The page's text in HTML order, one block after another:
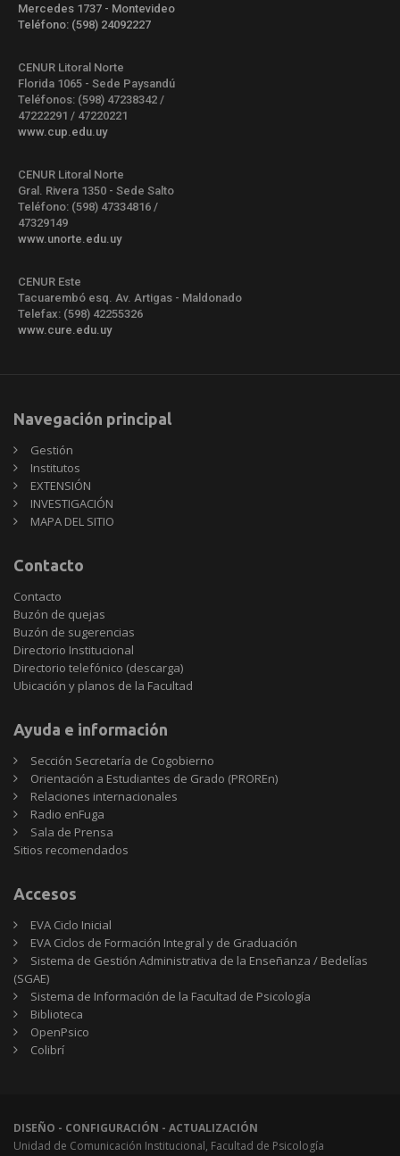
Mercedes 1737 - Montevideo
Teléfono: (598) 24092227
CENUR Litoral Norte
Florida 1065 - Sede Paysandú
Teléfonos: (598) 47238342 /
47222291 / 47220221
www.cup.edu.uy
CENUR Litoral Norte
Gral. Rivera 1350 - Sede Salto
Teléfono: (598) 47334816 /
47329149
www.unorte.edu.uy
CENUR Este
Tacuarembó esq. Av. Artigas - Maldonado
Telefax: (598) 42255326
www.cure.edu.uy
Navegación principal
Gestión
Institutos
EXTENSIÓN
INVESTIGACIÓN
MAPA DEL SITIO
Contacto
Contacto
Buzón de quejas
Buzón de sugerencias
Directorio Institucional
Directorio telefónico (descarga)
Ubicación y planos de la Facultad
Ayuda e información
Sección Secretaría de Cogobierno
Orientación a Estudiantes de Grado (PROREn)
Relaciones internacionales
Radio enFuga
Sala de Prensa
Sitios
Sitios recomendados
Accesos
EVA Ciclo Inicial
EVA Ciclos de Formación Integral y de Graduación
Sistema de Gestión Administrativa de la Enseñanza / Bedelías
(SGAE)
Sistema de Información de la Facultad de Psicología
Biblioteca
OpenPsico
Colibrí
DISEÑO - CONFIGURACIÓN - ACTUALIZACIÓN
Unidad de Comunicación Institucional, Facultad de Psicología